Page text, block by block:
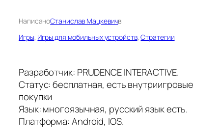
НаписаноСтанислав Мацкевичв
Игры, Игры для мобильных устройств, Стратегии
Разработчик: PRUDENCE INTERACTIVE.
Статус: бесплатная, есть внутриигровые
покупки
Язык: многоязычная, русский язык есть.
Платформа: Android, IOS.